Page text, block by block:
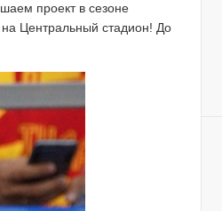
проект в сезоне
Центральный стадион! До